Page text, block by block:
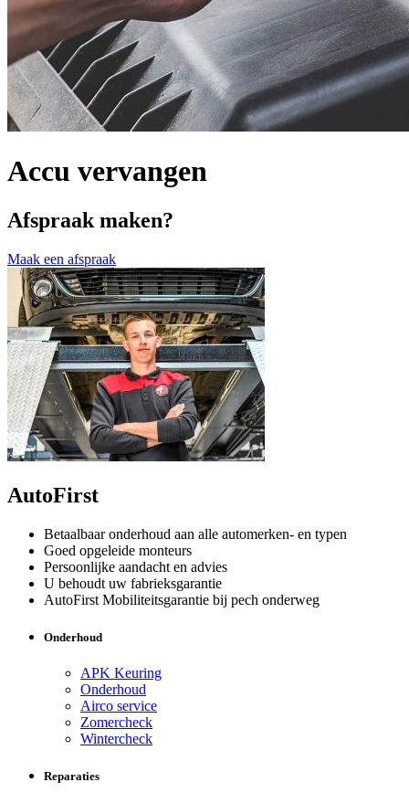
Accu vervangen
Afspraak maken?
Maak een afspraak
AutoFirst
Betaalbaar onderhoud aan alle automerken- en typen
Goed opgeleide monteurs
Persoonlijke aandacht en advies
U behoudt uw fabrieksgarantie
AutoFirst Mobiliteitsgarantie bij pech onderweg
Onderhoud
APK Keuring
Onderhoud
Airco service
Zomercheck
Wintercheck
Reparaties